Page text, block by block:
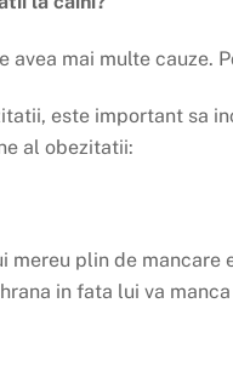
avea mai multe cauze.
este important sa
al obezitatii:
mereu plin de mancare
in fata lui va